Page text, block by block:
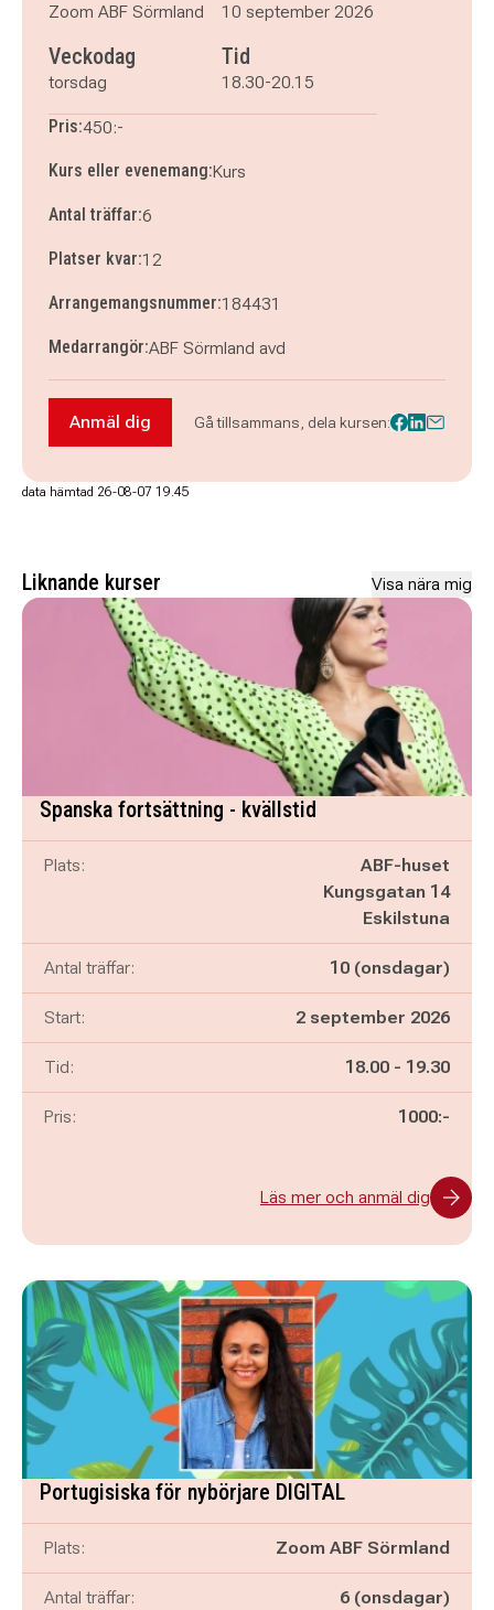
Zoom ABF Sörmland 10 september 2026
Veckodag
torsdag
Tid
18.30-20.15
Pris:450:-
Kurs eller evenemang:Kurs
Antal träffar:6
Platser kvar:12
Arrangemangsnummer:184431
Medarrangör:ABF Sörmland avd
Anmäl dig till Portugisiska lätt fortsättning
Anmäl dig Gå tillsammans, dela kursen:
data hämtad 26-08-07 19.45
Liknande kurser Visa nära mig
Spanska fortsättning - kvällstid
Plats:
ABF-huset
Kungsgatan 14
Eskilstuna
Antal träffar: 10 (onsdagar)
Start: 2 september 2026
Tid: Pågår mellan
18.00 - och
19.30
Pris: 1000:-
Läs mer och anmäl dig
Portugisiska för nybörjare DIGITAL
Plats: Zoom ABF Sörmland
Antal träffar: 6 (onsdagar)